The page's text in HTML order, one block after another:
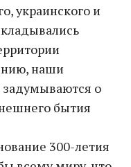
украинского и
наши
о
бытия
300-летия